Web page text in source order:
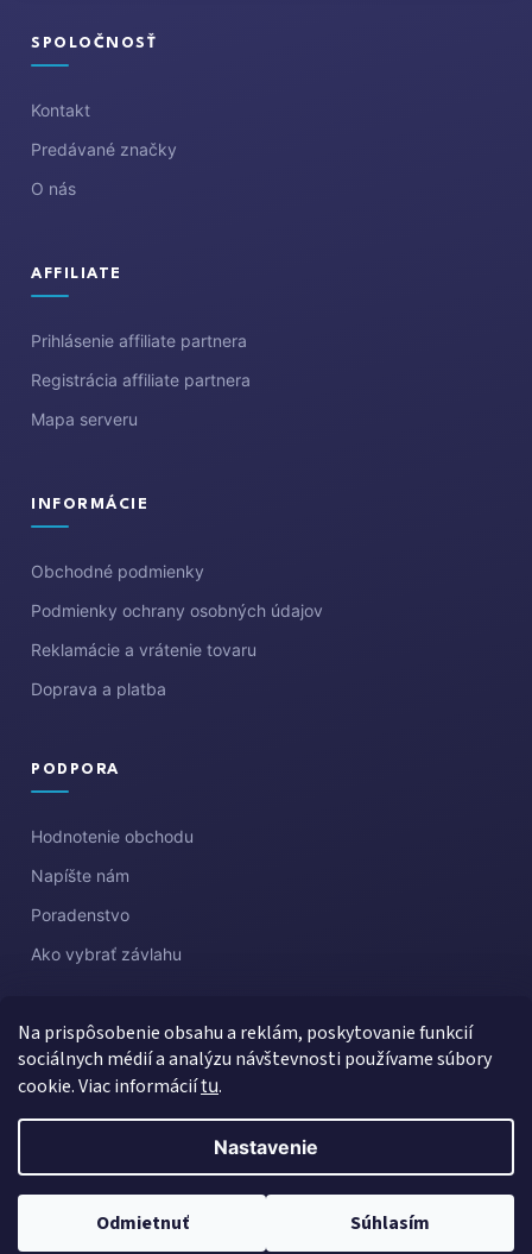
Na prispôsobenie obsahu a reklám, poskytovanie funkcií
sociálnych médií a analýzu návštevnosti používame súbory
cookie. Viac informáciítu.
Nastavenie
Odmietnuť Súhlasím
SPOLOČNOSŤ
Kontakt
Predávané značky
O nás
AFFILIATE
Prihlásenie affiliate partnera
Registrácia affiliate partnera
Mapa serveru
INFORMÁCIE
Obchodné podmienky
Podmienky ochrany osobných údajov
Reklamácie a vrátenie tovaru
Doprava a platba
PODPORA
Hodnotenie obchodu
Napíšte nám
Poradenstvo
Ako vybrať závlahu
Created by Gaelta